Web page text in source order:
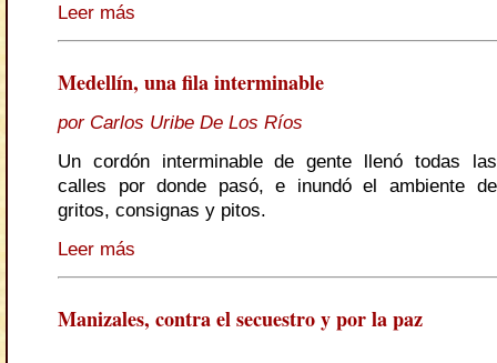
Leer más
Medellín, una fila interminable
por Carlos Uribe De Los Ríos
Un cordón interminable de gente llenó todas las
calles por donde pasó, e inundó el ambiente de
gritos, consignas y pitos.
Leer más
Manizales, contra el secuestro y por la paz